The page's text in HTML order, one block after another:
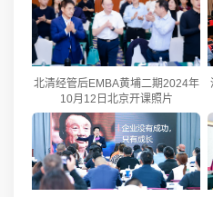
北清经管后EMBA黄埔二期2024年
10月12日北京开课照片